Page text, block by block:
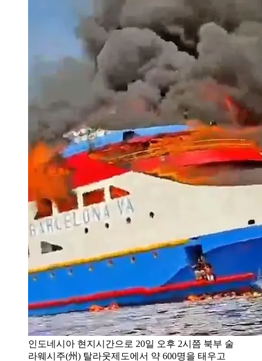
인도네시아 현지시간으로 20일 오후 2시쯤 북부 술
라웨시주(州) 탈라웃제도에서 약 600명을 태우고